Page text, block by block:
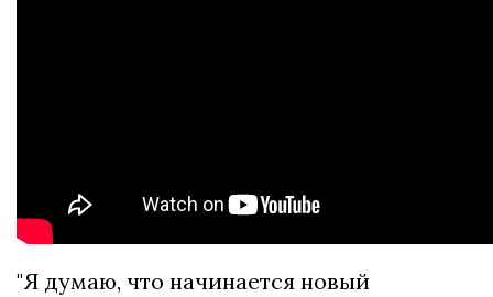
"Я думаю, что начинается новый